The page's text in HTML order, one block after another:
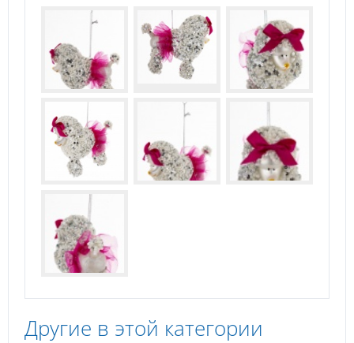
Другие в этой категории